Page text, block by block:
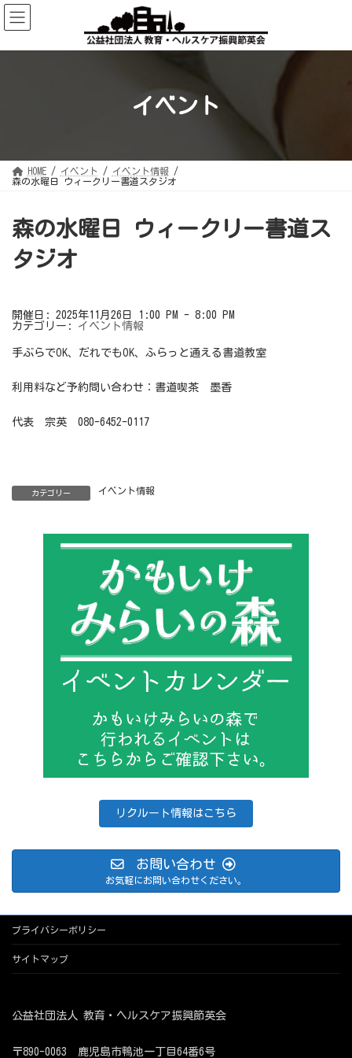
コ
ン
テ
ツ
ナ
ビ
ゲ
シ
イベント
HOME イベント
イベント情報
森の水曜日 ウィークリー書道スタジオ
森の水曜日 ウィークリー書道ス
タジオ
開催日: 2025年11月26日 1:00 PM - 8:00 PM
カテゴリー: イベント情報
手ぶらでOK、だれでもOK、ふらっと通える書道教室
利用料など予約問い合わせ：書道喫茶 墨香
代表 宗英 080-6452-0117
カテゴリー イベント情報
リクルート情報はこちら
お問い合わせ
お気軽にお問い合わせください。
プライバシーポリシー
サイトマップ
公益社団法人 教育・ヘルスケア振興節英会
〒890-0063 鹿児島市鴨池一丁目64番6号